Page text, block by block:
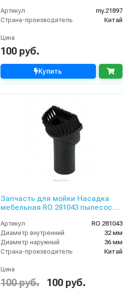
Артикул
my.21897
Страна-производитель
Китай
Цена
100 руб.
Купить
Запчасть для мойки Насадка
мебельная RO 281043 пылесоса
Артикул
RO 281043
Диаметр внутренний
32 мм
Диаметр наружный
36 мм
Страна-производитель
Китай
Цена
100 руб. 100 руб.